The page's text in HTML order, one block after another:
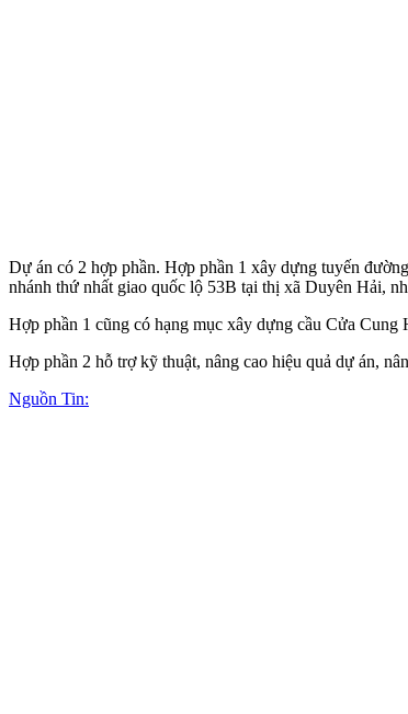
Dự án có 2 hợp phần. Hợp phần 1 xây dựng tuyến
nhánh thứ nhất giao quốc lộ 53B tại thị xã Duyên Hải,
Hợp phần 1 cũng có hạng mục xây dựng cầu Cửa
Hợp phần 2 hỗ trợ kỹ thuật, nâng cao hiệu quả dự án,
Nguồn Tin: